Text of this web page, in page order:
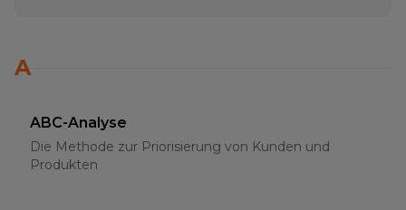
A
ABC-Analyse
Die Methode zur Priorisierung von Kunden und
Produkten